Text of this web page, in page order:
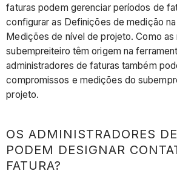
faturas podem gerenciar períodos de
configurar as Definições de medição
Medições de nível de projeto. Como
subempreiteiro têm origem na
administradores de faturas também
compromissos e medições do
projeto.
OS ADMINISTRADORES
PODEM DESIGNAR
FATURA?